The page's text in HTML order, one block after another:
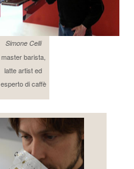
Simone Celli
master barista,
latte artist ed
esperto di caffè